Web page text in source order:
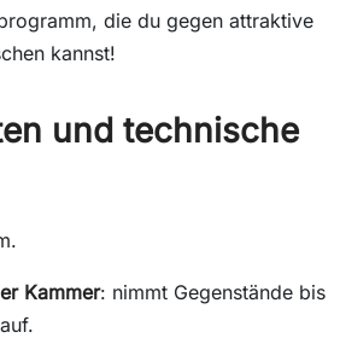
die du gegen attraktive
kannst!
und technische
Kammer: nimmt Gegenstände bis